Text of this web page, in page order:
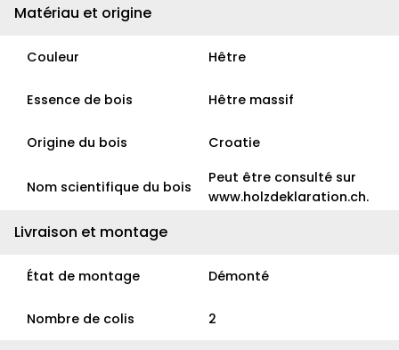
Matériau et origine
Couleur Hêtre
Essence de bois Hêtre massif
Origine du bois Croatie
Nom scientifique du bois
Peut être consulté sur
www.holzdeklaration.ch.
Livraison et montage
État de montage Démonté
Nombre de colis 2